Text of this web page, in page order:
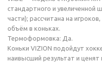
стандартного и увеличенной
части); рассчитана на
объём в коньках.
Термоформовка: Да.
Коньки VIZION подойдут
наивысший результат и